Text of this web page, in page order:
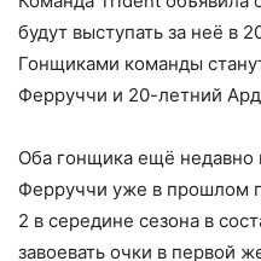
будут выступать за неё в
Гонщиками команды
Ферруччи и 20-летний
Оба гонщика ещё недавно
Ферруччи уже в прошлом
2 в середине сезона в
завоевать очки в первой